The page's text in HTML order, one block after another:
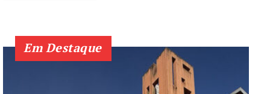
Em Destaque